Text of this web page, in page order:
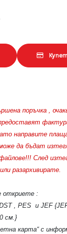
поръчка ,
направите
да бъдат
След
разархивирате.
откриете :
, PES и JEF
см.}
карта“ с